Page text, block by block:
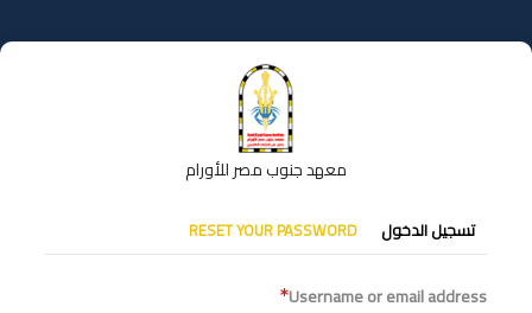
إلى
المحتوى
معهد جنوب مصر للأورام
التبويبات
الأساسية
تسجيل الدخول RESET YOUR PASSWORD
Username or email address